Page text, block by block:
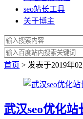
seo站长工具
关于博主
首页 > 发表于2019年
武汉seo优化